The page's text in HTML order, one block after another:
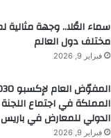
سماء العُلا.. وجهة
مختلف دول العالم
فبراير 9, 2026
المملكة في اجتماع
الدولي للمعارض في باريس
فبراير 9, 2026